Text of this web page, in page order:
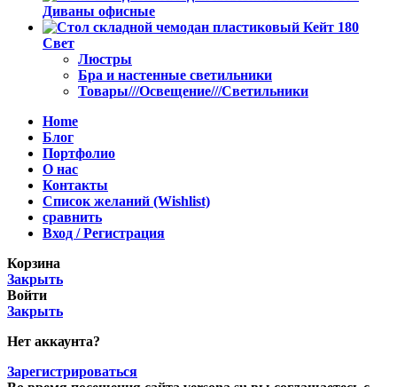
Диваны офисные
Свет
Люстры
Бра и настенные светильники
Товары///Освещение///Светильники
Home
Блог
Портфолио
О нас
Контакты
Список желаний (Wishlist)
сравнить
Вход / Регистрация
Корзина
Закрыть
Войти
Закрыть
Нет аккаунта?
Зарегистрироваться